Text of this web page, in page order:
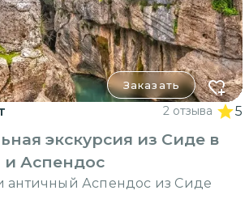
Заказать
2 отзыва 5
экскурсия из Сиде в
и Аспендос
античный Аспендос из Сиде